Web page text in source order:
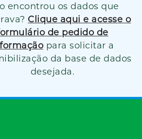
encontrou os dados que
Clique aqui e acesse o
de pedido de
para solicitar a
da base de dados
desejada.